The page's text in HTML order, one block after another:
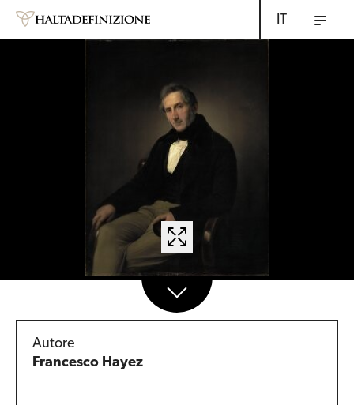
IT
Autore
Francesco Hayez